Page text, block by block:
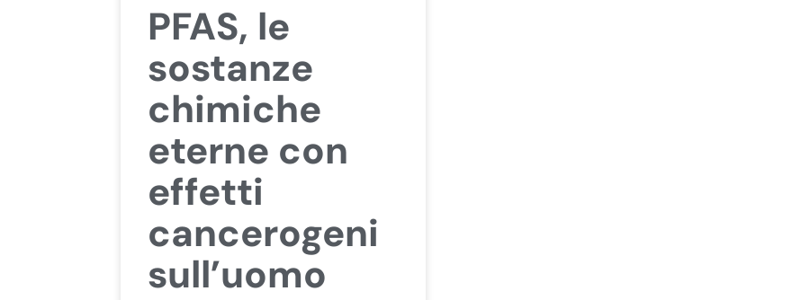
PFAS, le
sostanze
chimiche
eterne con
effetti
cancerogeni
sull’uomo